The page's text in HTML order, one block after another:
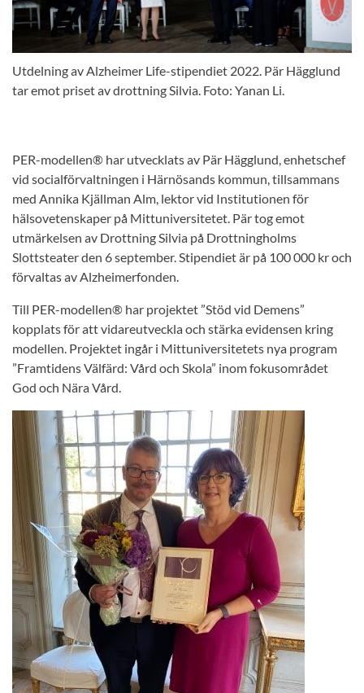
Utdelning av Alzheimer Life-stipendiet 2022. Pär Hägglund
tar emot priset av drottning Silvia. Foto: Yanan Li.
PER-modellen® har utvecklats av Pär Hägglund, enhetschef
vid socialförvaltningen i Härnösands kommun, tillsammans
med Annika Kjällman Alm, lektor vid Institutionen för
hälsovetenskaper på Mittuniversitetet. Pär tog emot
utmärkelsen av Drottning Silvia på Drottningholms
Slottsteater den 6 september. Stipendiet är på 100 000 kr och
förvaltas av Alzheimerfonden.
Till PER-modellen® har projektet ”Stöd vid Demens”
kopplats för att vidareutveckla och stärka evidensen kring
modellen. Projektet ingår i Mittuniversitetets nya program
”Framtidens Välfärd: Vård och Skola” inom fokusområdet
God och Nära Vård.